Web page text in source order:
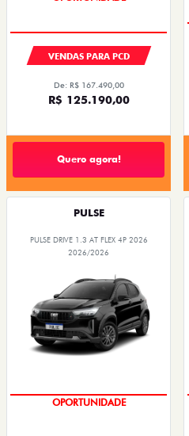
VENDAS PARA PCD
De: R$ 167.490,00
R$ 125.190,00
Quero agora!
PULSE
PULSE DRIVE 1.3 AT FLEX 4P 2026
2026/2026
OPORTUNIDADE